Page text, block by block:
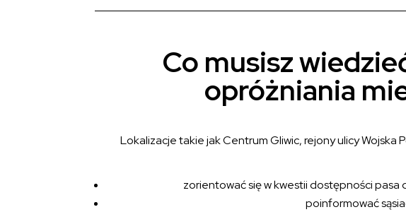
Co musisz
opróżniania
Lokalizacje takie jak Centrum Gliwic, rejony ulicy Wojska
zorientować się w kwestii dostępności
poinformować